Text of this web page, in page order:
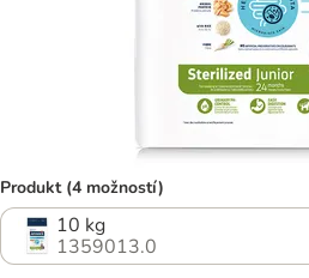
Produkt (4 možností)
10 kg
1359013.0